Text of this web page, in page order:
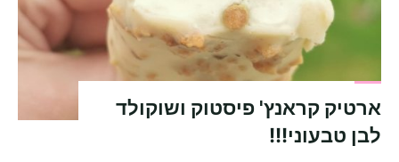
ארטיק קראנץ' פיסטוק ושוקולד
לבן טבעוני!!!